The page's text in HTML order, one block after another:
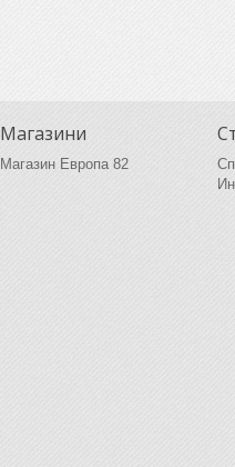
Магазини
Магазин Европа 82